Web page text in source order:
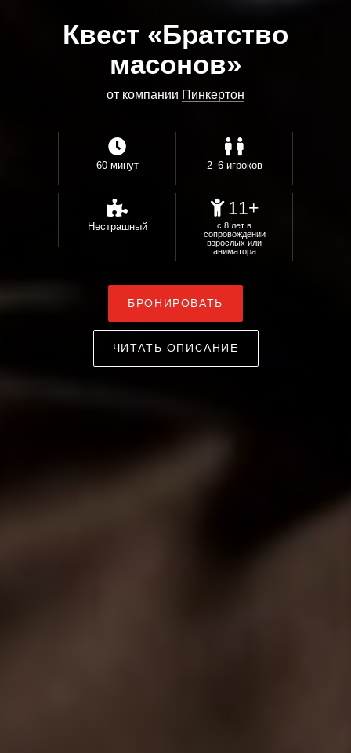
Квест «Братство
масонов»
от компании Пинкертон
60 минут 2–6 игроков
Нестрашный
11+
с 8 лет в
сопровождении
взрослых или
аниматора
БРОНИРОВАТЬ
ЧИТАТЬ ОПИСАНИЕ